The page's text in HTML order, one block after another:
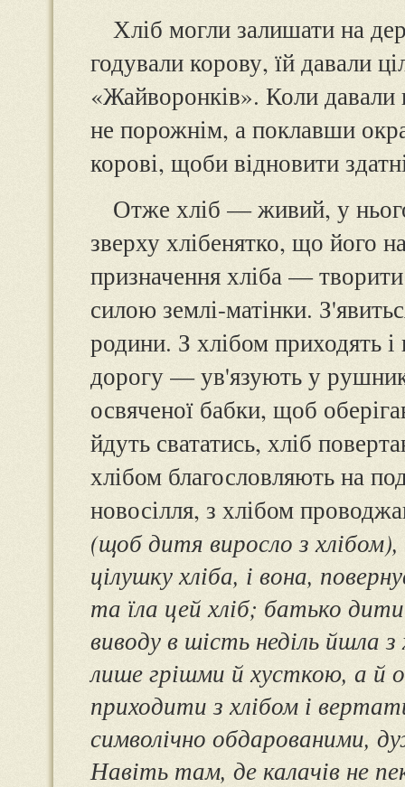
Хліб могли залишати на
годували корову, їй давали
«Жайворонків». Коли давали
не порожнім, а поклавши
корові, щоби відновити
Отже хліб — живий, у
зверху хлібенятко, що його
призначення хліба —
силою землі-матінки.
родини. З хлібом приходять
дорогу — ув'язують у
освяченої бабки, щоб
йдуть свататись, хліб
хлібом благословляють на
новосілля, з хлібом
(щоб дитя виросло з хлібом),
цілушку хліба, і вона,
та їла цей хліб; батько
виводу в шість неділь йшла
лише грішми й хусткою, а й
приходити з хлібом і
символічно обдарованими,
Навіть там, де калачів не